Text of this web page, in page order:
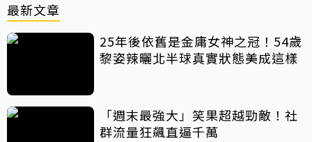
最新文章
25年後依舊是金庸女神之冠！54歲
黎姿辣曬北半球真實狀態美成這樣
「週末最強大」笑果超越勁敵！社
群流量狂飆直逼千萬